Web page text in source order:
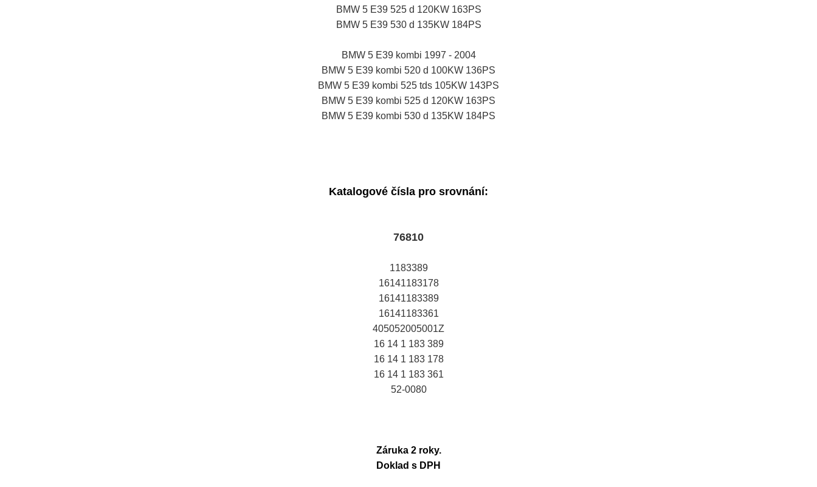
BMW 5 E39 525 d 120KW 163PS
BMW 5 E39 530 d 135KW 184PS
BMW 5 E39 kombi 1997 - 2004
BMW 5 E39 kombi 520 d 100KW 136PS
BMW 5 E39 kombi 525 tds 105KW 143PS
BMW 5 E39 kombi 525 d 120KW 163PS
BMW 5 E39 kombi 530 d 135KW 184PS
Katalogové čísla pro srovnání:
76810
1183389
16141183178
16141183389
16141183361
405052005001Z
16 14 1 183 389
16 14 1 183 178
16 14 1 183 361
52-0080
Záruka 2 roky.
Doklad s DPH